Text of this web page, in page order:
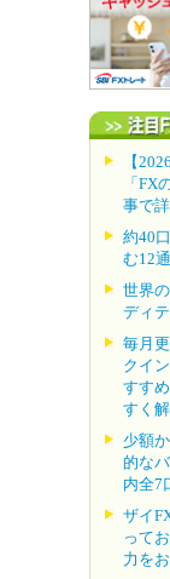
【
「FX
事で
約40
む12
世界
ディ
毎月
クイ
すす
すく解
少額
的な
内全7
ザイ
って
力を